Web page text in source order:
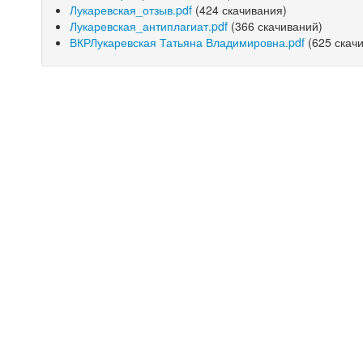
Лукаревская_отзыв.pdf (424 скачивания)
Лукаревская_антиплагиат.pdf (366 скачиваний)
ВКРЛукаревская Татьяна Владимировна.pdf (625